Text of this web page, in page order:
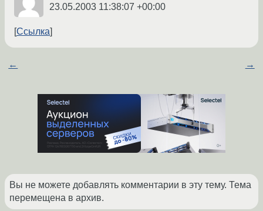
23.05.2003 11:38:07 +00:00
Ссылка
← →
Вы не можете добавлять комментарии в эту тему. Тема
перемещена в архив.